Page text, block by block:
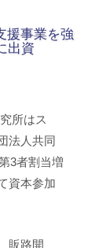
援事業を強
出資
所はス
法人共同
3者割当増
資本参加
販路開